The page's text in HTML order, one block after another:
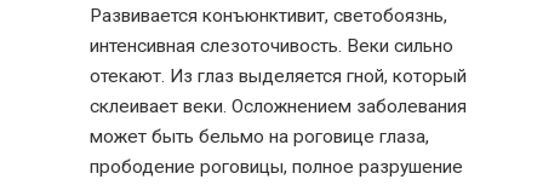
Развивается конъюнктивит, светобоязнь,
интенсивная слезоточивость. Веки сильно
отекают. Из глаз выделяется гной, который
склеивает веки. Осложнением заболевания
может быть бельмо на роговице глаза,
прободение роговицы, полное разрушение